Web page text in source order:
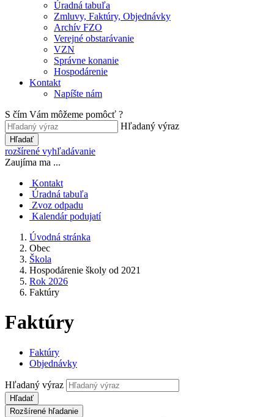
Úradná tabuľa
Zmluvy, Faktúry, Objednávky
Archív FZO
Verejné obstarávanie
VZN
Správne konanie
Hospodárenie
Kontakt
Napíšte nám
S čím Vám môžeme pomôcť ?
Hľadaný výraz
Hľadať
rozšírené vyhľadávanie
Zaujíma ma ...
Kontakt
Úradná tabuľa
Zvoz odpadu
Kalendár podujatí
Úvodná stránka
Obec
Škola
Hospodárenie školy od 2021
Rok 2026
Faktúry
Faktúry
Faktúry
Objednávky
Hľadaný výraz
Hľadať
Rozšírené hľadanie